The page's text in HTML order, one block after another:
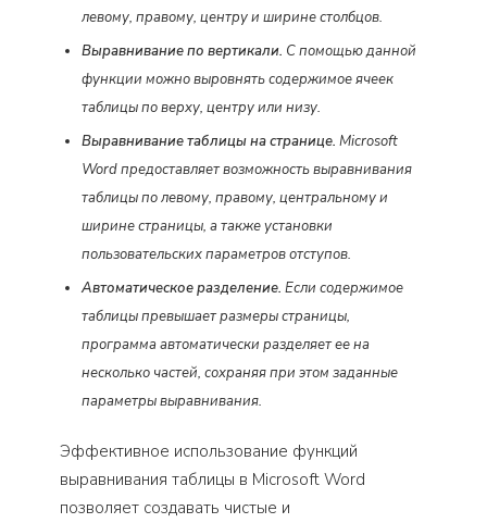
левому, правому, центру и ширине столбцов.
Выравнивание по вертикали. С помощью данной
функции можно выровнять содержимое ячеек
таблицы по верху, центру или низу.
Выравнивание таблицы на странице. Microsoft
Word предоставляет возможность выравнивания
таблицы по левому, правому, центральному и
ширине страницы, а также установки
пользовательских параметров отступов.
Автоматическое разделение. Если содержимое
таблицы превышает размеры страницы,
программа автоматически разделяет ее на
несколько частей, сохраняя при этом заданные
параметры выравнивания.
Эффективное использование функций
выравнивания таблицы в Microsoft Word
позволяет создавать чистые и